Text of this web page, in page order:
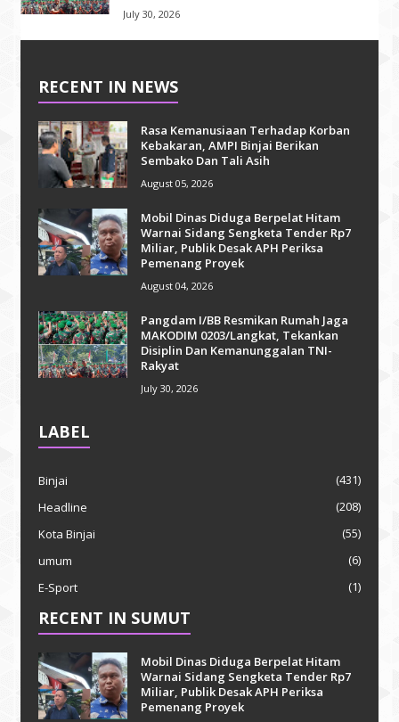
July 30, 2026
RECENT IN NEWS
Rasa Kemanusiaan Terhadap Korban
Kebakaran, AMPI Binjai Berikan
Sembako Dan Tali Asih
August 05, 2026
Mobil Dinas Diduga Berpelat Hitam
Warnai Sidang Sengketa Tender Rp7
Miliar, Publik Desak APH Periksa
Pemenang Proyek
August 04, 2026
Pangdam I/BB Resmikan Rumah Jaga
MAKODIM 0203/Langkat, Tekankan
Disiplin Dan Kemanunggalan TNI-
Rakyat
July 30, 2026
LABEL
Binjai
(431)
Headline
(208)
Kota Binjai
(55)
umum
(6)
E-Sport
(1)
RECENT IN SUMUT
Mobil Dinas Diduga Berpelat Hitam
Warnai Sidang Sengketa Tender Rp7
Miliar, Publik Desak APH Periksa
Pemenang Proyek